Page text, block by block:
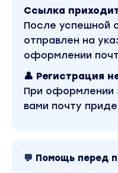
+ Не требует
платформ
+ Не требует
программы
+ В ней вам нужен
который можно
автовебинар
более полезный
+ Позволяет
Ссылка
После успешной
отправлен на
оформлении
👤 Регистрация
При оформлении
вами почту
💬 Помощь перед